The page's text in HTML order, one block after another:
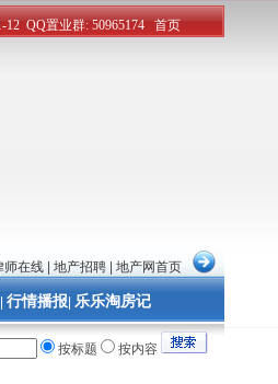
行情播报| 乐乐淘房记
师在线 地产招聘 地产网首页
按标题 按内容